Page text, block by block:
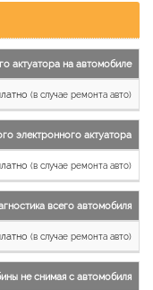
актуатора на автомобиле
(в случае ремонта авто)
электронного актуатора
(в случае ремонта авто)
всего автомобиля
(в случае ремонта авто)
не снимая с автомобиля